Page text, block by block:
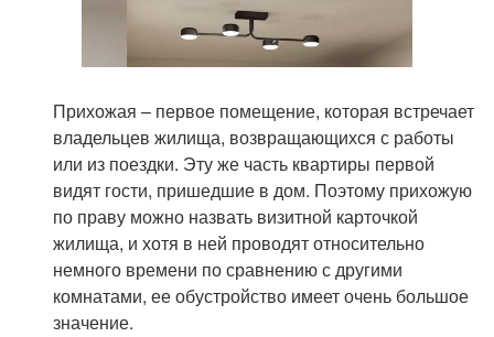
Прихожая – первое помещение, которая встречает
владельцев жилища, возвращающихся с работы
или из поездки. Эту же часть квартиры первой
видят гости, пришедшие в дом. Поэтому прихожую
по праву можно назвать визитной карточкой
жилища, и хотя в ней проводят относительно
немного времени по сравнению с другими
комнатами, ее обустройство имеет очень большое
значение.